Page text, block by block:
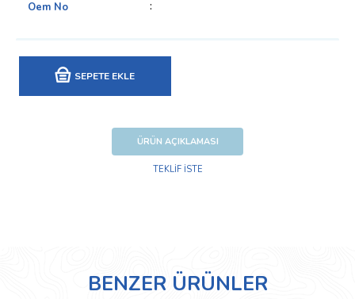
Oem No
SEPETE EKLE
ÜRÜN AÇIKLAMASI
TEKLİF İSTE
BENZER ÜRÜNLER